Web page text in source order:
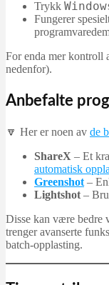
Trykk
Fungerer
For enda mer kontroll
nedenfor).
Anbefalte
🔽 Her er noen av de
ShareX – Et
automatisk
Greenshot –
Lightshot –
Disse kan være bedre
trenger avanserte
batch-opplasting.